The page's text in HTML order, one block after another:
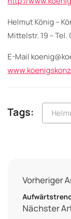
Helmut König –
Mittelstr. 19 – Tel.
E-Mail
Tags:
Vorheriger
Nächster